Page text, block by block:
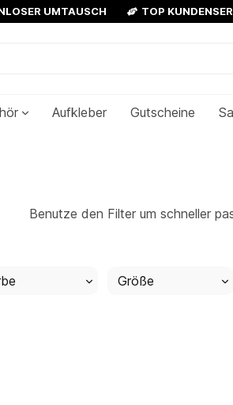
UMTAUSCH TOP
Aufkleber Gutscheine
Benutze den Filter um schneller
Größe